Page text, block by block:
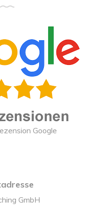
Google
GmbH